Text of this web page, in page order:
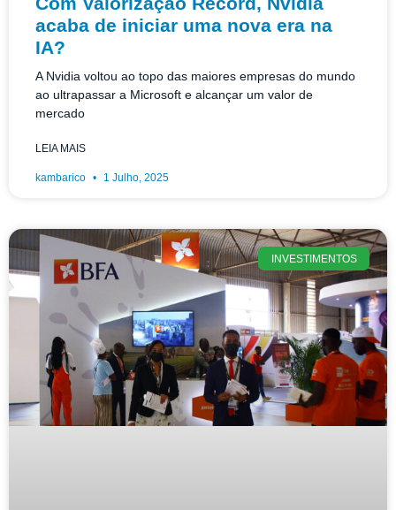
acaba de iniciar uma nova era na
IA?
A Nvidia voltou ao topo das maiores empresas do mundo
ao ultrapassar a Microsoft e alcançar um valor de
mercado
LEIA MAIS
kambarico 1 Julho, 2025
INVESTIMENTOS